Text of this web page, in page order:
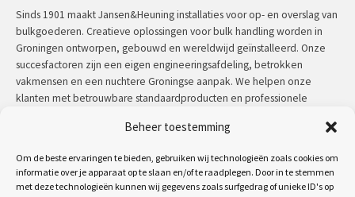
Beheer toestemming
Om de beste ervaringen te bieden, gebruiken wij technologieën zoals cookies om
informatie over je apparaat op te slaan en/of te raadplegen. Door in te stemmen
met deze technologieën kunnen wij gegevens zoals surfgedrag of unieke ID's op
Sinds 1901 maakt Jansen&Heuning installaties voor op- en overslag van
bulkgoederen. Creatieve oplossingen voor bulk handling worden in
Groningen ontworpen, gebouwd en wereldwijd geïnstalleerd. Onze
succesfactoren zijn een eigen engineeringsafdeling, betrokken
vakmensen en een nuchtere Groningse aanpak. We helpen onze
klanten met betrouwbare standaardproducten en professionele
lees meer